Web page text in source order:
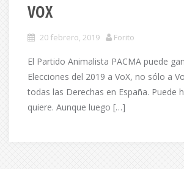
VOX
20 febrero, 2019 Forito
El Partido Animalista PACMA puede
Elecciones del 2019 a VoX, no sólo a
todas las Derechas en España. Puede
quiere. Aunque luego […]